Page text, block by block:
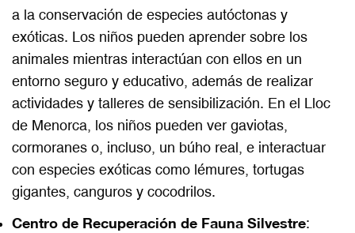
a la conservación de especies autóctonas y
exóticas. Los niños pueden aprender sobre los
animales mientras interactúan con ellos en un
entorno seguro y educativo, además de realizar
actividades y talleres de sensibilización. En el Lloc
de Menorca, los niños pueden ver gaviotas,
cormoranes o, incluso, un búho real, e interactuar
con especies exóticas como lémures, tortugas
gigantes, canguros y cocodrilos.
Centro de Recuperación de Fauna Silvestre: